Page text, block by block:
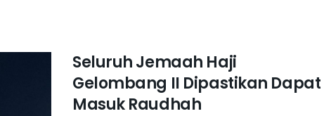
Seluruh Jemaah Haji
Gelombang II Dipastikan Dapat
Masuk Raudhah